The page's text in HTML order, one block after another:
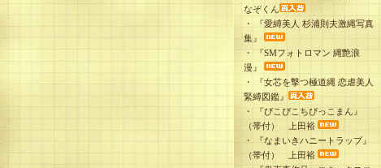
なぞくん
・
『愛縛美人 杉浦則夫激縄写真
集』
・
『SMフォトロマン 縄艶浪
漫』
・
『女芯を撃つ極道縄 恋虐美人
緊縛図鑑』
・
『ぴこぴこちぴっこまん』
（帯付） 上田裕
・
『なまいきハニートラップ』
（帯付） 上田裕